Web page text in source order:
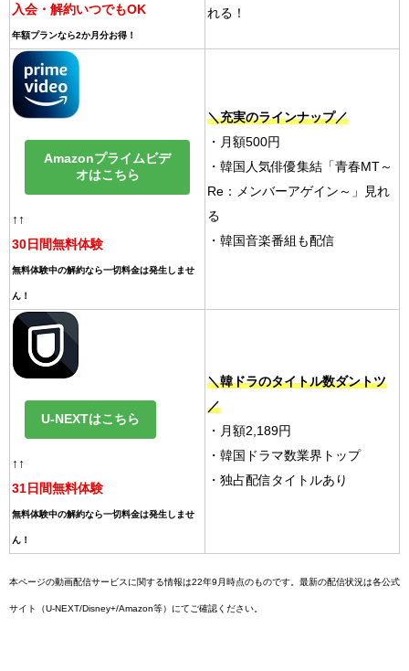
入会・解約いつでもOK
年額プランなら2か月分お得！
れる！
Amazonプライムビデ
オはこちら
↑↑
30日間無料体験
無料体験中の解約なら一切料金は発生しませ
ん！
＼充実のラインナップ／
・月額500円
・韓国人気俳優集結「青春MT～
Re：メンバーアゲイン～」見れ
る
・韓国音楽番組も配信
U-NEXTはこちら
↑↑
31日間無料体験
無料体験中の解約なら一切料金は発生しませ
ん！
＼韓ドラのタイトル数ダントツ
／
・月額2,189円
・韓国ドラマ数業界トップ
・独占配信タイトルあり
本ページの動画配信サービスに関する情報は22年9月時点のものです。最新の配信状況は各公式
サイト（U-NEXT/Disney+/Amazon等）にてご確認ください。